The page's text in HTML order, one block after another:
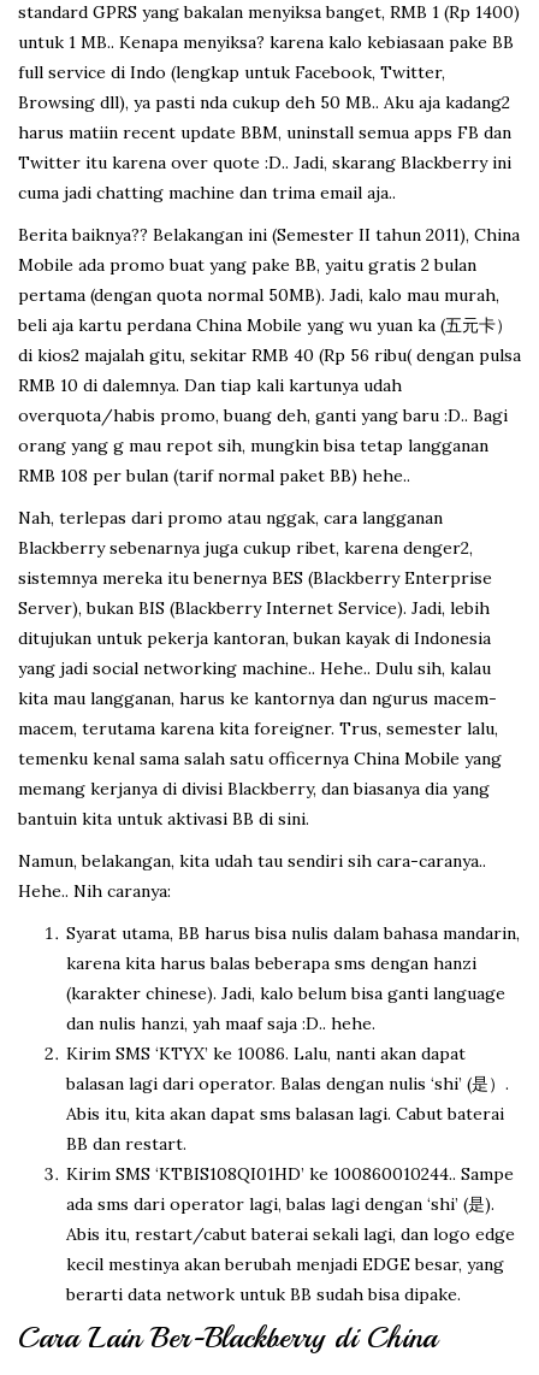
standard GPRS yang bakalan menyiksa banget, RMB 1 (Rp 1400)
untuk 1 MB.. Kenapa menyiksa? karena kalo kebiasaan pake BB
full service di Indo (lengkap untuk Facebook, Twitter,
Browsing dll), ya pasti nda cukup deh 50 MB.. Aku aja kadang2
harus matiin recent update BBM, uninstall semua apps FB dan
Twitter itu karena over quote :D.. Jadi, skarang Blackberry ini
cuma jadi chatting machine dan trima email aja..
Berita baiknya?? Belakangan ini (Semester II tahun 2011), China
Mobile ada promo buat yang pake BB, yaitu gratis 2 bulan
pertama (dengan quota normal 50MB). Jadi, kalo mau murah,
beli aja kartu perdana China Mobile yang wu yuan ka (五元卡）
di kios2 majalah gitu, sekitar RMB 40 (Rp 56 ribu( dengan pulsa
RMB 10 di dalemnya. Dan tiap kali kartunya udah
overquota/habis promo, buang deh, ganti yang baru :D.. Bagi
orang yang g mau repot sih, mungkin bisa tetap langganan
RMB 108 per bulan (tarif normal paket BB) hehe..
Nah, terlepas dari promo atau nggak, cara langganan
Blackberry sebenarnya juga cukup ribet, karena denger2,
sistemnya mereka itu benernya BES (Blackberry Enterprise
Server), bukan BIS (Blackberry Internet Service). Jadi, lebih
ditujukan untuk pekerja kantoran, bukan kayak di Indonesia
yang jadi social networking machine.. Hehe.. Dulu sih, kalau
kita mau langganan, harus ke kantornya dan ngurus macem-
macem, terutama karena kita foreigner. Trus, semester lalu,
temenku kenal sama salah satu officernya China Mobile yang
memang kerjanya di divisi Blackberry, dan biasanya dia yang
bantuin kita untuk aktivasi BB di sini.
Namun, belakangan, kita udah tau sendiri sih cara-caranya..
Hehe.. Nih caranya:
Syarat utama, BB harus bisa nulis dalam bahasa mandarin,
karena kita harus balas beberapa sms dengan hanzi
(karakter chinese). Jadi, kalo belum bisa ganti language
dan nulis hanzi, yah maaf saja :D.. hehe.
Kirim SMS ‘KTYX’ ke 10086. Lalu, nanti akan dapat
balasan lagi dari operator. Balas dengan nulis ‘shi’ (是）.
Abis itu, kita akan dapat sms balasan lagi. Cabut baterai
BB dan restart.
Kirim SMS ‘KTBIS108QI01HD’ ke 100860010244.. Sampe
ada sms dari operator lagi, balas lagi dengan ‘shi’ (是).
Abis itu, restart/cabut baterai sekali lagi, dan logo edge
kecil mestinya akan berubah menjadi EDGE besar, yang
berarti data network untuk BB sudah bisa dipake.
Cara Lain Ber-Blackberry di China